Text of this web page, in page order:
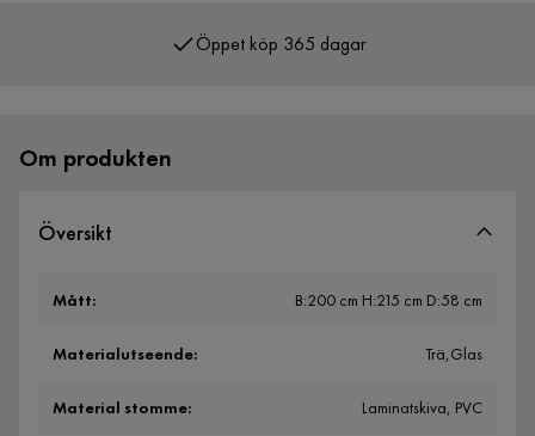
Om produkten
Översikt
Mått: B:200 cm H:215 cm D:58 cm
Materialutseende: Trä,Glas
Material stomme: Laminatskiva, PVC